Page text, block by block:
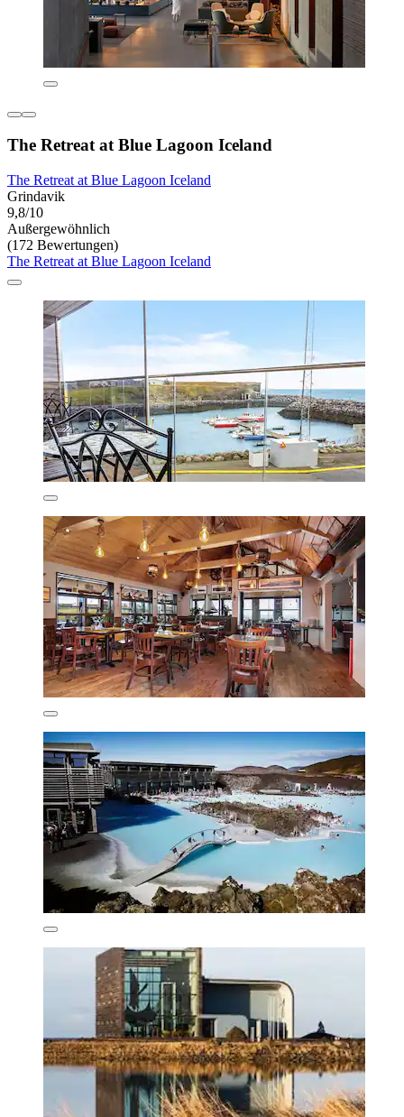
The Retreat at Blue Lagoon Iceland
The Retreat at Blue Lagoon Iceland
Grindavik
9,8/10
Außergewöhnlich
(172 Bewertungen)
The Retreat at Blue Lagoon Iceland